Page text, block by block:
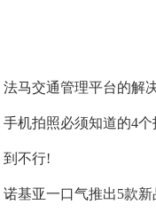
法马交通管理平台的解
手机拍照必须知道的4
到不行!
诺基亚一口气推出5款新